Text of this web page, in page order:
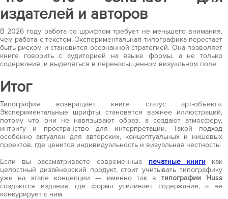
издателей и авторов
В 2026 году работа со шрифтом требует не меньшего внимания,
чем работа с текстом. Экспериментальная типографика перестает
быть риском и становится осознанной стратегией. Она позволяет
книге говорить с аудиторией на языке формы, а не только
содержания, и выделяться в перенасыщенном визуальном поле.
Итог
Типография возвращает книге статус арт-объекта.
Экспериментальные шрифты становятся важнее иллюстраций,
потому что они не навязывают образ, а создают атмосферу,
интригу и пространство для интерпретации. Такой подход
особенно актуален для авторских, концептуальных и нишевых
проектов, где ценится индивидуальность и визуальная честность.
Если вы рассматриваете современные печатные книгикак
целостный дизайнерский продукт, стоит учитывать типографику
уже на этапе концепции — именно так в типографии Huss
создаются издания, где форма усиливает содержание, а не
конкурирует с ним.